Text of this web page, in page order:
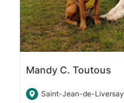
Mandy C. Toutous
Saint-Jean-de-Liversay